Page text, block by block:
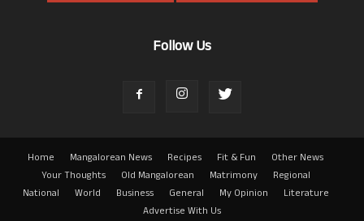
Follow Us
Home Mangalorean News Recipes Fit & Fun
Other News
Your Thoughts
Old Mangalorean Matrimony
Regional
National
World Business General My Opinion
Literature
Advertise With Us